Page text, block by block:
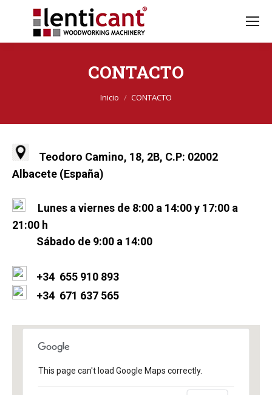
CONTACTO
Estás aquí:
Inicio CONTACTO
Teodoro Camino, 18, 2B, C.P: 02002
Albacete (España)
Lunes a viernes de 8:00 a 14:00 y 17:00 a
21:00 h
Sábado de 9:00 a 14:00
+34 655 910 893
+34 671 637 565
This page can't load Google Maps correctly.